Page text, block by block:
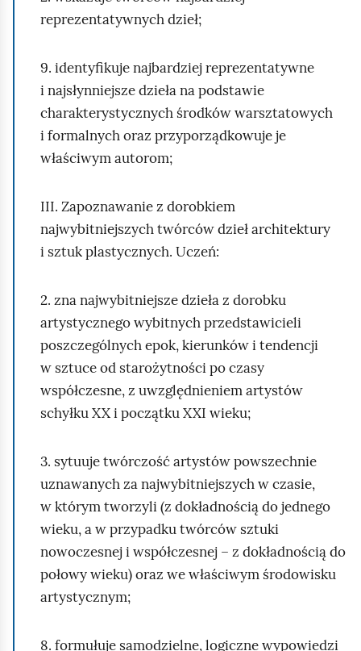
reprezentatywnych dzieł;
9. identyfikuje najbardziej reprezentatywne
i najsłynniejsze dzieła na podstawie
charakterystycznych środków warsztatowych
i formalnych oraz przyporządkowuje je
właściwym autorom;
III. Zapoznawanie z dorobkiem
najwybitniejszych twórców dzieł architektury
i sztuk plastycznych. Uczeń:
2. zna najwybitniejsze dzieła z dorobku
artystycznego wybitnych przedstawicieli
poszczególnych epok, kierunków i tendencji
w sztuce od starożytności po czasy
współczesne, z uwzględnieniem artystów
schyłku XX i początku XXI wieku;
3. sytuuje twórczość artystów powszechnie
uznawanych za najwybitniejszych w czasie,
w którym tworzyli (z dokładnością do jednego
wieku, a w przypadku twórców sztuki
nowoczesnej i współczesnej – z dokładnością do
połowy wieku) oraz we właściwym środowisku
artystycznym;
8. formułuje samodzielne, logiczne wypowiedzi